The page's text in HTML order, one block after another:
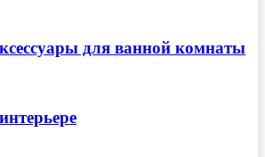
для ванной комнаты